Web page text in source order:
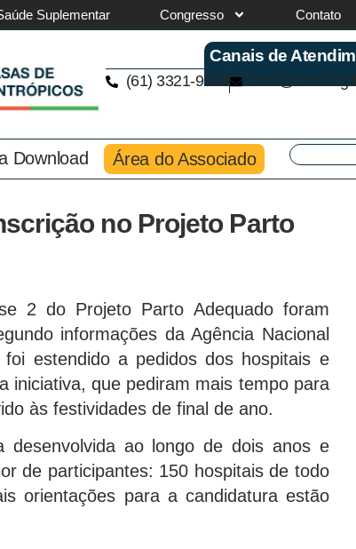
Suplementar Congresso Contato
Canais de
(61) 3321-9563
Download Área do Associado
no Projeto Parto
2 do Projeto Parto Adequado foram
informações da Agência Nacional
estendido a pedidos dos hospitais e
iniciativa, que pediram mais tempo para
às festividades de final de ano.
ao longo de dois anos e
de participantes: 150 hospitais de todo
orientações para a candidatura estão